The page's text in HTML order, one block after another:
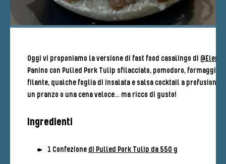
Oggi vi proponiamo la versione di fast food casalingo di @Elena
Panino con Pulled Pork Tulip sfilacciato, pomodoro, formaggio
filante, qualche foglia di insalata e salsa cocktail a profusione. È
un pranzo o una cena veloce… ma ricco di gusto!
Ingredienti
1 Confezione di Pulled Pork Tulip da 550 g